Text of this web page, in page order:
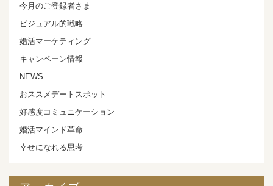
今月のご登録者さま
ビジュアル的戦略
婚活マーケティング
キャンペーン情報
NEWS
おススメデートスポット
好感度コミュニケーション
婚活マインド革命
幸せになれる思考